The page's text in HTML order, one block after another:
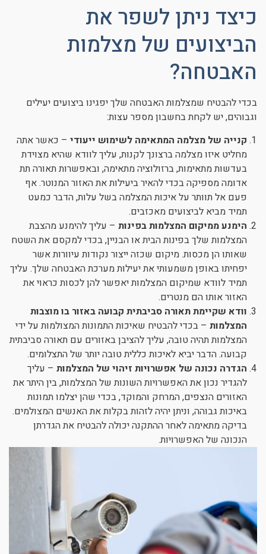
כיצד ניתן לשפר את
הביצועים של מצלמות
האבטחה?
בכדי להבטיח שמצלמות האבטחה שלך יפגינו ביצועים יעילים
וגבוהים, יש לקחת בחשבון מספר עצות:
קנייה של מצלמה המתאימה לשימוש ייעודי – כאשר אתה
מחליט איזו מצלמה ברצונך לקנות, עליך לוודא שהיא מצוידת
בעדשות מתאימות, ברזולוציה מתאימה, ובאפשרות תאורה תת
אדומה מספיקה בכדי להאיר ביעילות את האזור המנוטר. אף
פעם אל תוותר על איכות המצלמה בשל עלות, הדבר כמעט
תמיד מביא לביצועים מאכזבים.
הימנע ממיקום המצלמות בפינות – עליך להימנע מהצבת
המצלמות שלך בפינות הבית או הבניין, בכדי למקסם את השטח
שאותו הן מכסות. מיקום שכזה ייצור נקודות עיוורות אשר
יפחיתו באופן משמעותי את יעילות מערכת האבטחה שלך. עליך
תמיד לוודא שמיקום המצלמות יאפשר להן לכסות כראוי את
האזור אותו הם מנטרים.
וודא שקיימת תאורה סביבתית קבועה באזור בו מוצבות
המצלמות – בכדי להבטיח שאיכות התמונות המצולמות על ידי
המצלמות תהיה טובה, עליך להציבן באזורים עם תאורה סביבתית
קבועה. הדבר יביא לאיכות כללית טובה יותר של התצלומים.
הגדרה נכונה של אפשרויות זיהוי של המצלמות – עליך
להגדיר נכון את האפשרויות השונות של המצלמות, בין היתר את
האזורים הנצפים, המרחק והמוקד, בכדי שהן יצלמו תמונות
באיכות גבוהה, וניתן יהיה לזהות בקלות את האנשים המצולמים.
בדיקה מתאימה לאחר ההתקנה יכולה להבטיח את הגדרתן
הנכונה של האפשרויות.